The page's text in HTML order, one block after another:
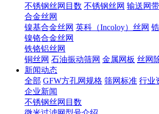
不锈钢丝网目数 不锈钢丝网 输送网带
合金丝网
镍基合金丝网 英科（Incoloy）丝网
镍铬合金丝网
铁铬铝丝网
铜丝网 石油振动筛网 金属网板 丝网
新闻动态
全部 GFW方孔网规格 筛网标准 行业
企业新闻
不锈钢丝网目数